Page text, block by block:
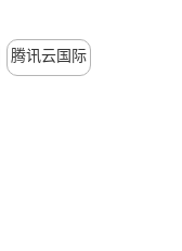
腾讯云国际